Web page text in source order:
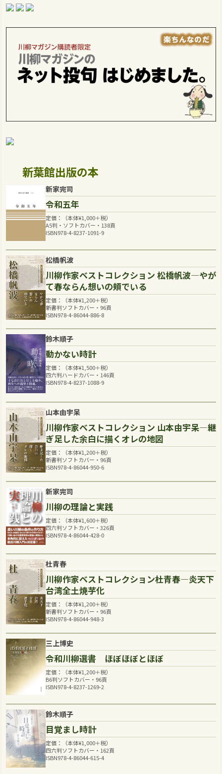
新葉館出版の本
新家完司
令和五年
定価：（本体¥1,000＋税）
A5判・ソフトカバー・138頁
ISBN978-4-8237-1091-9
松橋帆波
川柳作家ベストコレクション 松橋帆波―やが
て春ならん想いの頬でいる
定価：（本体¥1,200＋税）
新書判ソフトカバー・96頁
ISBN978-4-86044-886-8
鈴木順子
動かない時計
定価：（本体¥1,500＋税）
四六判ハードカバー・146頁
ISBN978-4-8237-1088-9
山本由宇呆
川柳作家ベストコレクション 山本由宇呆―継
ぎ足した余白に描くオレの地図
定価：（本体¥1,200＋税）
新書判ソフトカバー・96頁
ISBN978-4-86044-950-6
新家完司
川柳の理論と実践
定価：（本体¥1,600＋税）
四六判ソフトカバー・326頁
ISBN978-4-86044-428-0
杜青春
川柳作家ベストコレクション杜青春―炎天下
台湾全土焼芋化
定価：（本体¥1,200＋税）
新書判ソフトカバー・96頁
ISBN978-4-86044-948-3
三上博史
令和川柳選書 ほぼほぼとほぼ
定価：（本体¥1,200＋税）
B6判ソフトカバー・96頁
ISBN978-4-8237-1269-2
鈴木順子
目覚まし時計
定価：（本体¥1,000＋税）
四六判ソフトカバー・162頁
ISBN978-4-86044-615-4